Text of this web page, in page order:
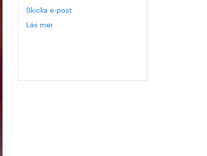
Skicka e-post
Läs mer